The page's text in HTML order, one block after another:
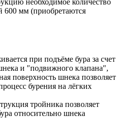
необходимое количество
600 мм (приобретаются
при подъёме бура за счет
и ″подвижного клапана″,
поверхность шнека позволяет
бурения на лёгких
тройника позволяет
относительно шнека